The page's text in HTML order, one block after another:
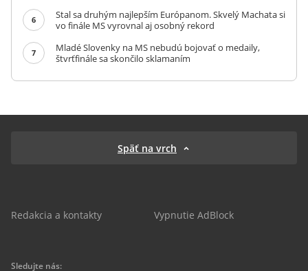
6
Stal sa druhým najlepším Európanom. Skvelý Machata si
vo finále MS vyrovnal aj osobný rekord
7
Mladé Slovenky na MS nebudú bojovať o medaily,
štvrťfinále sa skončilo sklamaním
Späť na vrch
Redakcia a kontakty Vypnutie AdBlock
Sledujte nás: